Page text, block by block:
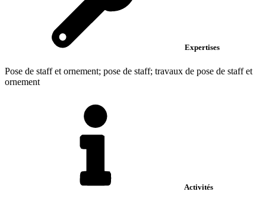
Expertises
Pose de staff et ornement; pose de staff; travaux de pose de staff et
ornement
Activités